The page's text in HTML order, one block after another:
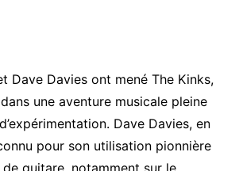
Dave Davies ont mené The Kinks,
une aventure musicale pleine
Dave Davies, en
pour son utilisation pionnière
guitare, notamment sur le